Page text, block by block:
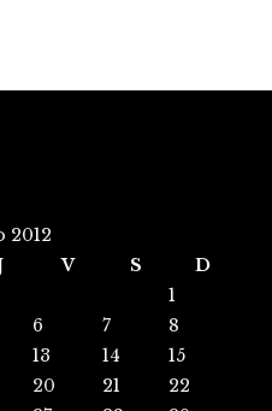
2012
V S
D
1
6 7
8
13 14
15
20 21
22